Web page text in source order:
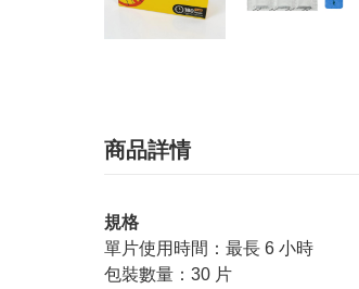
商品詳情
規格
單片使用時間：最長 6 小時
包裝數量：30 片